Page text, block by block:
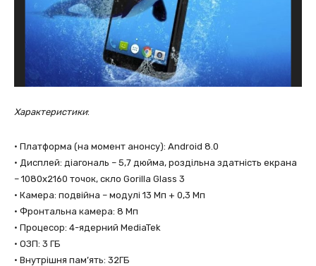
Характеристики:
• Платформа (на момент анонсу): Android 8.0
• Дисплей: діагональ – 5,7 дюйма, роздільна здатність екрана
– 1080х2160 точок, скло Gorilla Glass 3
• Камера: подвійна – модулі 13 Мп + 0,3 Мп
• Фронтальна камера: 8 Мп
• Процесор: 4-ядерний MediaTek
• ОЗП: 3 ГБ
• Внутрішня пам’ять: 32ГБ